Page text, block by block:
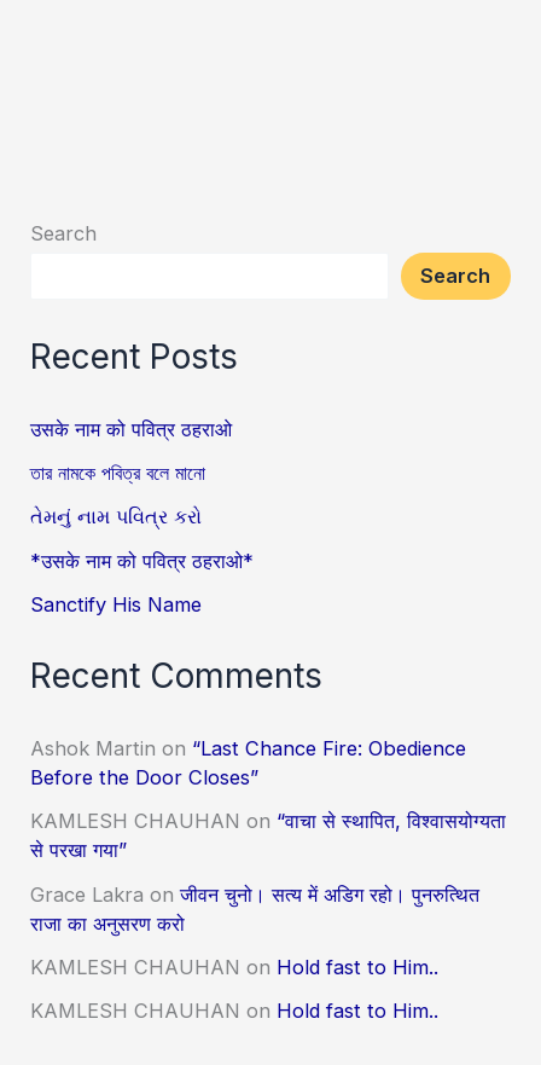
Search
Search
Recent Posts
उसके नाम को पवित्र ठहराओ
তার নামকে পবিত্র বলে মানো
તેમનું નામ પવિત્ર કરો
*उसके नाम को पवित्र ठहराओ*
Sanctify His Name
Recent Comments
Ashok Martin on “Last Chance Fire: Obedience
Before the Door Closes”
KAMLESH CHAUHAN on “वाचा से स्थापित, विश्वासयोग्यता
से परखा गया”
Grace Lakra onजीवन चुनो। सत्य में अडिग रहो। पुनरुत्थित
राजा का अनुसरण करो
KAMLESH CHAUHAN on Hold fast to Him..
KAMLESH CHAUHAN on Hold fast to Him..